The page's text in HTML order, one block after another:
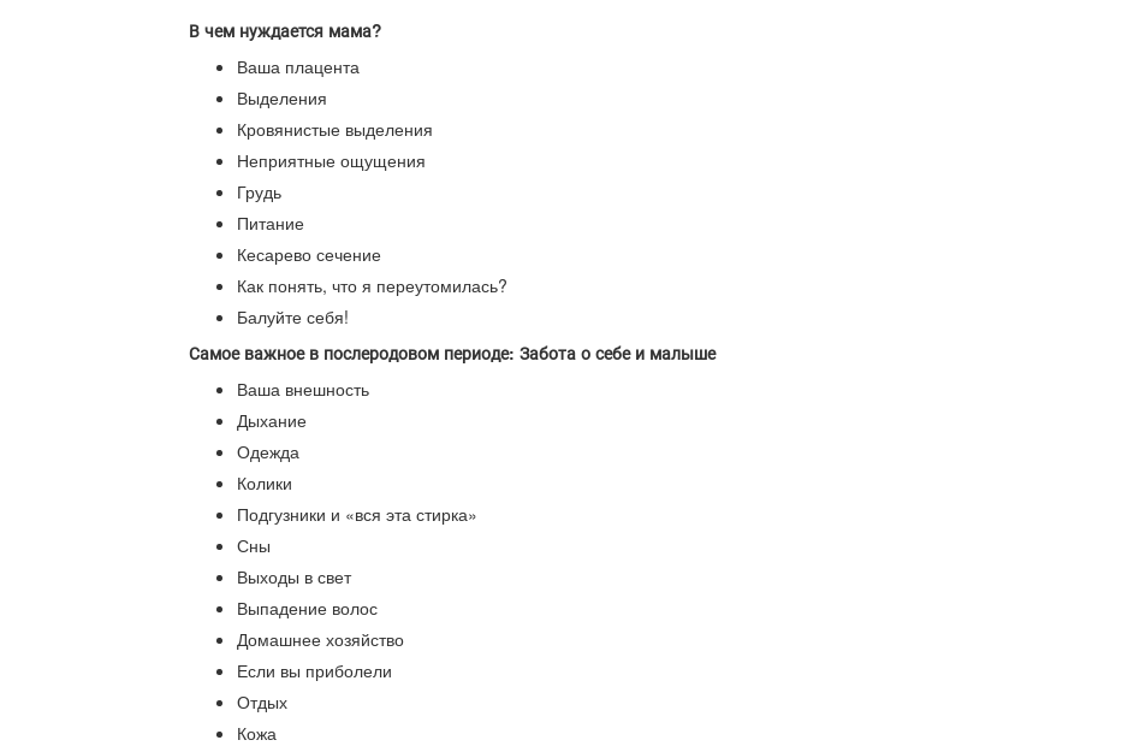
В чем нуждается мама?
Ваша плацента
Выделения
Кровянистые выделения
Неприятные ощущения
Грудь
Питание
Кесарево сечение
Как понять, что я переутомилась?
Балуйте себя!
Самое важное в послеродовом периоде: Забота о себе и малыше
Ваша внешность
Дыхание
Одежда
Колики
Подгузники и «вся эта стирка»
Сны
Выходы в свет
Выпадение волос
Домашнее хозяйство
Если вы приболели
Отдых
Кожа